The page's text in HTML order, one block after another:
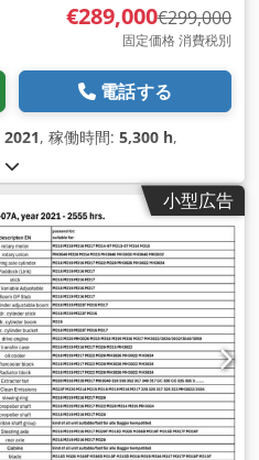
€289,000€299,000
固定価格 消費税別
電話する
2021, 稼働時間: 5,300 h,
小型広告